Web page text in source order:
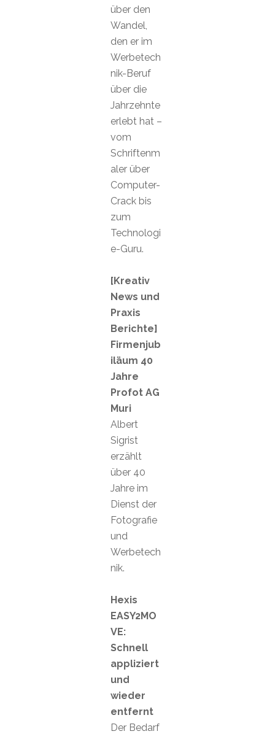
über den
Wandel,
den er im
Werbetech
nik-Beruf
über die
Jahrzehnte
erlebt hat –
vom
Schriftenm
aler über
Computer-
Crack bis
zum
Technologi
e-Guru.
[Kreativ
News und
Praxis
Berichte]
Firmenjub
iläum 40
Jahre
Profot AG
Muri
Albert
Sigrist
erzählt
über 40
Jahre im
Dienst der
Fotografie
und
Werbetech
nik.
Hexis
EASY2MO
VE:
Schnell
appliziert
und
wieder
entfernt
Der Bedarf